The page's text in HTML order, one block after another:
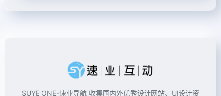
SUYE ONE-速业导航 收集国内外优秀设计网站、UI设计资